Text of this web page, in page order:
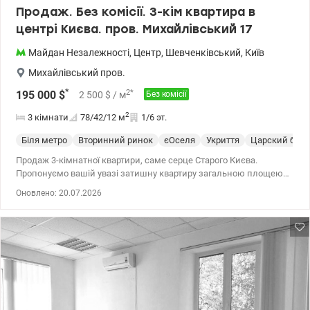
Продаж. Без комісії. 3-кім квартира в
центрі Києва. пров. Михайлівський 17
Майдан Незалежності, Центр, Шевченківський, Київ
Михайлівський пров.
195 000 $* 2 500 $ / м2* Без комісії
3 кімнати 78/42/12 м2 1/6 эт.
Біля метро Вторинний ринок єОселя Укриття
Царский
Продаж 3-кімнатної квартири, саме серце Старого Києва.
Пропонуємо вашій увазі затишну квартиру загальною площею
Незалежності. Особливості квартири: • Високі 3,85м стелі й
великі вікна дарують максимум світла та простору, створюючи
відчуття відкритості та легкості. • Свіжий косметичний ремонт —
квартира готова до проживання. • Якісний паркет у кімнатах —
поєднання тепла, стилю й довговічності. • Раціональне
планування: три окремі кімнати, простора кухня з необхідною
побутовою технікою, балкон з видом на тихий, охайний двір, а
Оновлено: 20.07.2026